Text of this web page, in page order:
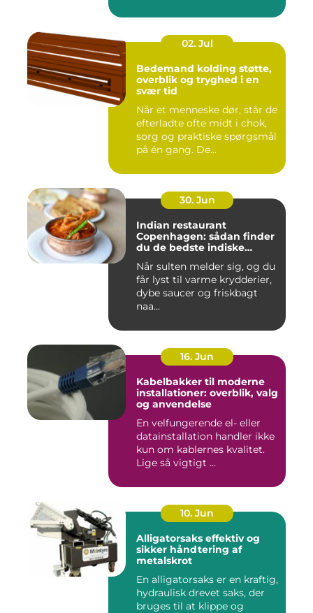
02. Jul
Bedemand kolding støtte,
overblik og tryghed i en
svær tid
Når et menneske dør, står de
efterladte ofte midt i chok,
sorg og praktiske spørgsmål
på én gang. De...
30. Jun
Indian restaurant
Copenhagen: sådan finder
du de bedste indiske
Når sulten melder sig, og du
får lyst til varme krydderier,
dybe saucer og friskbagt
naa...
16. Jun
Kabelbakker til moderne
installationer: overblik, valg
og anvendelse
En velfungerende el- eller
datainstallation handler ikke
kun om kablernes kvalitet.
Lige så vigtigt ...
10. Jun
Alligatorsaks effektiv og
sikker håndtering af
metalskrot
En alligatorsaks er en kraftig,
hydraulisk drevet saks, der
bruges til at klippe og